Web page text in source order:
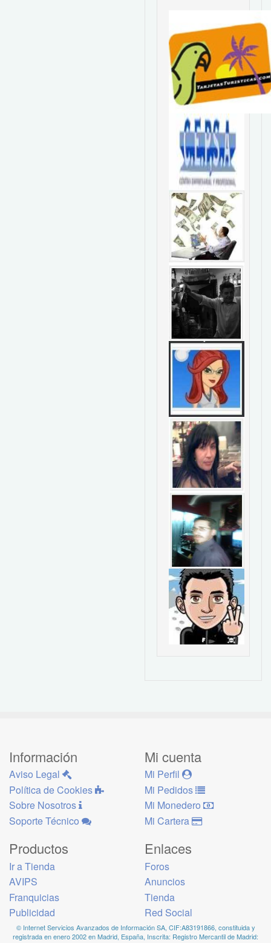
Información
Aviso Legal
Política de Cookies
Sobre Nosotros
Soporte Técnico
Mi cuenta
Mi Perfil
Mi Pedidos
Mi Monedero
Mi Cartera
Productos
Ir a Tienda
AVIPS
Franquicias
Publicidad
Enlaces
Foros
Anuncios
Tienda
Red Social
© Internet Servicios Avanzados de Información SA, CIF:A83191866, constituida y
registrada en enero 2002 en Madrid, España, Inscrita: Registro Mercantil de Madrid: